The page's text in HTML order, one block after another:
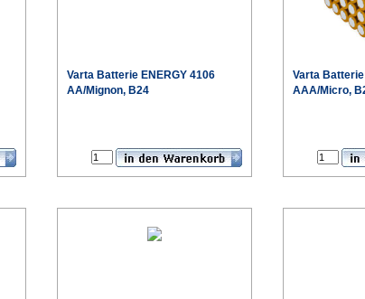
Varta Batterie ENERGY 4106
AA/Mignon, B24
Varta
AAA/Micro,